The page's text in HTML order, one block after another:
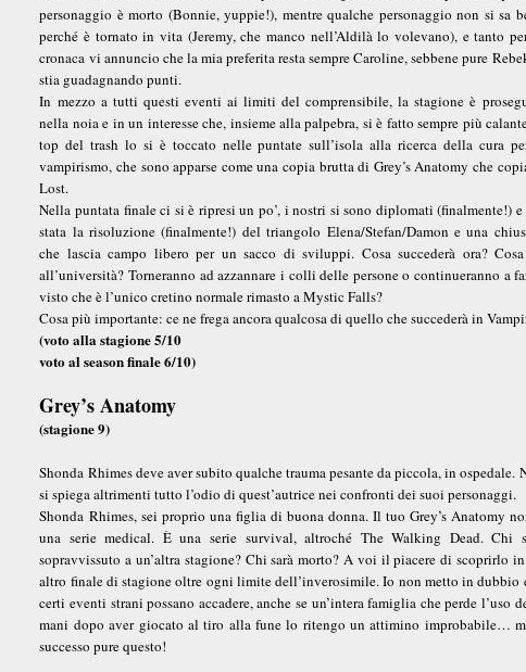
personaggio è morto (Bonnie, yuppie!), mentre qualche personaggio non si sa
perché è tornato in vita (Jeremy, che manco nell’Aldilà lo volevano), e tanto
cronaca vi annuncio che la mia preferita resta sempre Caroline, sebbene pure
stia guadagnando punti.
In mezzo a tutti questi eventi ai limiti del comprensibile, la stagione è
nella noia e in un interesse che, insieme alla palpebra, si è fatto sempre più
top del trash lo si è toccato nelle puntate sull’isola alla ricerca della cura
vampirismo, che sono apparse come una copia brutta di Grey’s Anatomy che
Lost.
Nella puntata finale ci si è ripresi un po’, i nostri si sono diplomati (finalmente!) e
stata la risoluzione (finalmente!) del triangolo Elena/Stefan/Damon e una
che lascia campo libero per un sacco di sviluppi. Cosa succederà ora?
all’università? Torneranno ad azzannare i colli delle persone o continueranno
visto che è l’unico cretino normale rimasto a Mystic Falls?
Cosa più importante: ce ne frega ancora qualcosa di quello che succederà in
(voto alla stagione 5/10
voto al season finale 6/10)
Grey’s Anatomy
(stagione 9)
Shonda Rhimes deve aver subito qualche trauma pesante da piccola, in ospedale.
si spiega altrimenti tutto l’odio di quest’autrice nei confronti dei suoi personaggi.
Shonda Rhimes, sei proprio una figlia di buona donna. Il tuo Grey’s Anatomy
una serie medical. È una serie survival, altroché The Walking Dead. Chi
sopravvissuto a un’altra stagione? Chi sarà morto? A voi il piacere di scoprirlo
altro finale di stagione oltre ogni limite dell’inverosimile. Io non metto in dubbio
certi eventi strani possano accadere, anche se un’intera famiglia che perde l’uso
mani dopo aver giocato al tiro alla fune lo ritengo un attimino improbabile…
successo pure questo!